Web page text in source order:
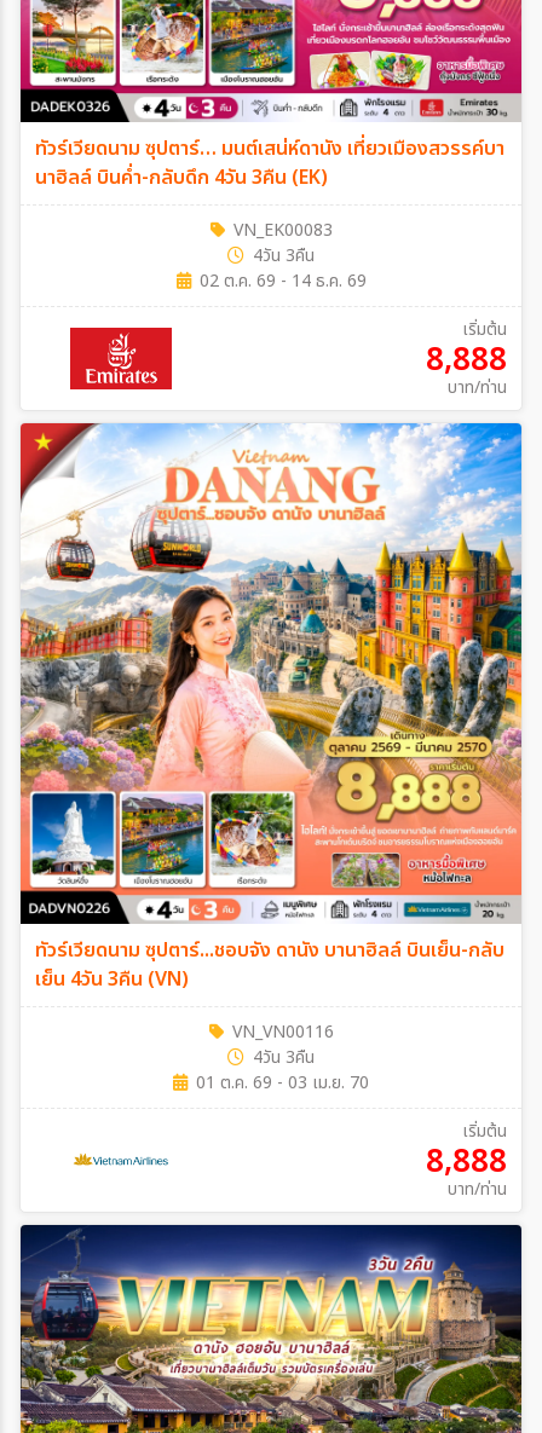
ทัวร์เวียดนาม ซุปตาร์… มนต์เสน่ห์ดานัง เที่ยวเมืองสวรรค์บา
นาฮิลล์ บินค่ำ-กลับดึก 4วัน 3คืน (EK)
VN_EK00083
4วัน 3คืน
02 ต.ค. 69 - 14 ธ.ค. 69
เริ่มต้น
8,888
บาท/ท่าน
ทัวร์เวียดนาม ซุปตาร์...ชอบจัง ดานัง บานาฮิลล์ บินเย็น-กลับ
เย็น 4วัน 3คืน (VN)
VN_VN00116
4วัน 3คืน
01 ต.ค. 69 - 03 เม.ย. 70
เริ่มต้น
8,888
บาท/ท่าน